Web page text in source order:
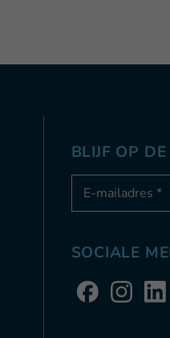
BLIJF OP
Adresse e-mail
SOCIALE